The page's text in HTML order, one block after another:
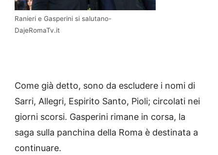
Ranieri e Gasperini si salutano-
DajeRomaTv.it
Come già detto, sono da escludere i nomi di
Sarri, Allegri, Espirito Santo, Pioli; circolati nei
giorni scorsi. Gasperini rimane in corsa, la
saga sulla panchina della Roma è destinata a
continuare.